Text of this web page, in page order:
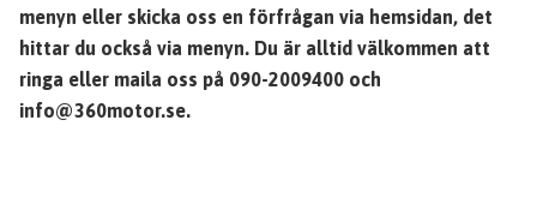
menyn eller skicka oss en förfrågan via hemsidan, det
hittar du också via menyn. Du är alltid välkommen att
ringa eller maila oss på 090-2009400 och
info@360motor.se.